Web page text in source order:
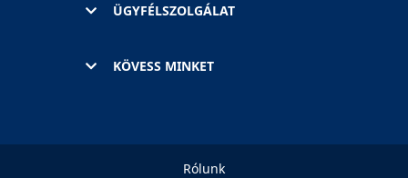
ÜGYFÉLSZOLGÁLAT
KÖVESS MINKET
Rólunk